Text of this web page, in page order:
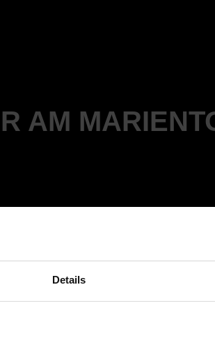
Details
AM
Shows